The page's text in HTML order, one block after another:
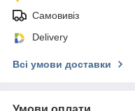
Самовивіз
Delivery
Всі умови доставки